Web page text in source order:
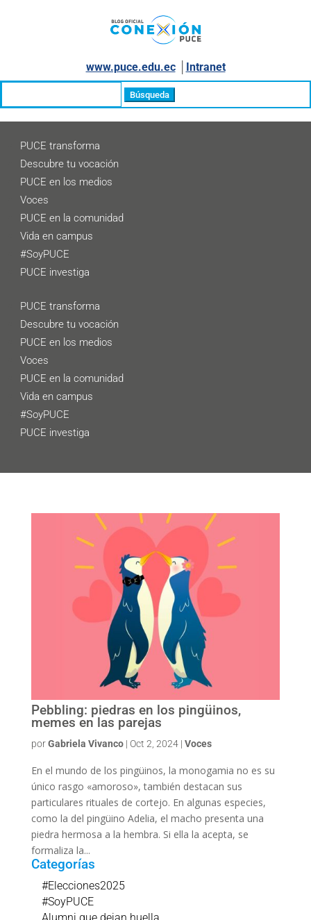
www.puce.edu.ec│ Intranet
PUCE transforma
Descubre tu vocación
PUCE en los medios
Voces
PUCE en la comunidad
Vida en campus
#SoyPUCE
PUCE investiga
PUCE transforma
Descubre tu vocación
PUCE en los medios
Voces
PUCE en la comunidad
Vida en campus
#SoyPUCE
PUCE investiga
Pebbling: piedras en los pingüinos,
memes en las parejas
porGabriela Vivanco| Oct 2, 2024| Voces
En el mundo de los pingüinos, la monogamia no es su
único rasgo «amoroso», también destacan sus
particulares rituales de cortejo. En algunas especies,
como la del pingüino Adelia, el macho presenta una
piedra hermosa a la hembra. Si ella la acepta, se
formaliza la...
Categorías
#Elecciones2025
#SoyPUCE